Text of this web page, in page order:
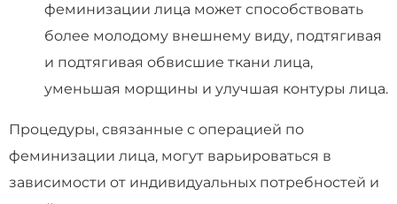
феминизации лица может способствовать
более молодому внешнему виду, подтягивая
и подтягивая обвисшие ткани лица,
уменьшая морщины и улучшая контуры лица.
Процедуры, связанные с операцией по
феминизации лица, могут варьироваться в
зависимости от индивидуальных потребностей и